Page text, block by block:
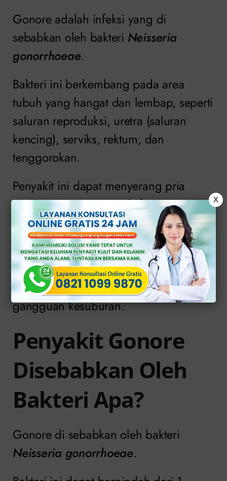
Gonore adalah infeksi yang di
sebabkan oleh bakteri Neisseria
gonorrhoeae.
Bakteri ini berkembang pada area
tubuh yang hangat dan lembap, seperti
saluran reproduksi, uretra (saluran
kencing), serviks, rektum, dan
tenggorokan.
Penyakit ini dapat menyerang pria
maupun wanita yang aktif secara
seksual.
Jika tidak di tangani dengan tepat,
gonore dapat menyebabkan masalah
kesehatan yang lebih serius, termasuk
gangguan kesuburan.
Penyakit Gonore
Disebabkan Oleh
Bakteri Apa?
Gonore di sebabkan oleh bakteri
Neisseria gonorrhoeae.
X